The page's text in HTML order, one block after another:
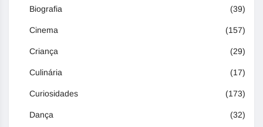
Biografia (39)
Cinema (157)
Criança (29)
Culinária (17)
Curiosidades (173)
Dança (32)